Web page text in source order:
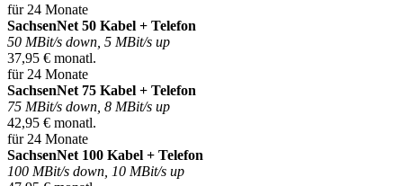
für 24 Monate
SachsenNet 50 Kabel + Telefon
50 MBit/s down, 5 MBit/s up
37,95 € monatl.
für 24 Monate
SachsenNet 75 Kabel + Telefon
75 MBit/s down, 8 MBit/s up
42,95 € monatl.
für 24 Monate
SachsenNet 100 Kabel + Telefon
100 MBit/s down, 10 MBit/s up